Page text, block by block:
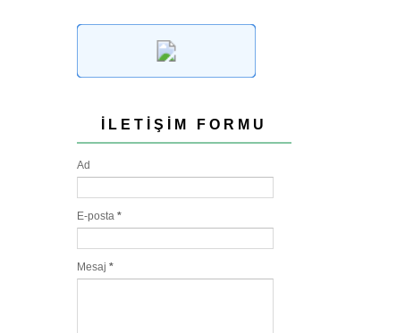
İLETIŞIM FORMU
Ad
E-posta *
Mesaj *